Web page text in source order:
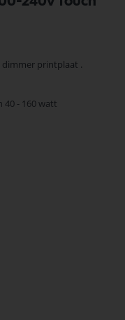
dimmer printplaat .
- 160 watt
915003146432